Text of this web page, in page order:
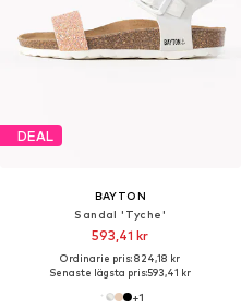
DEAL
BAYTON
Sandal 'Tyche'
593,41 kr
Ordinarie pris: 824,18 kr
Senaste lägsta pris:593,41 kr
+1